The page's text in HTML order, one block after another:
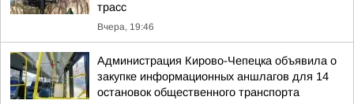
трасс
Вчера, 19:46
Администрация Кирово-Чепецка объявила о
закупке информационных аншлагов для 14
остановок общественного транспорта